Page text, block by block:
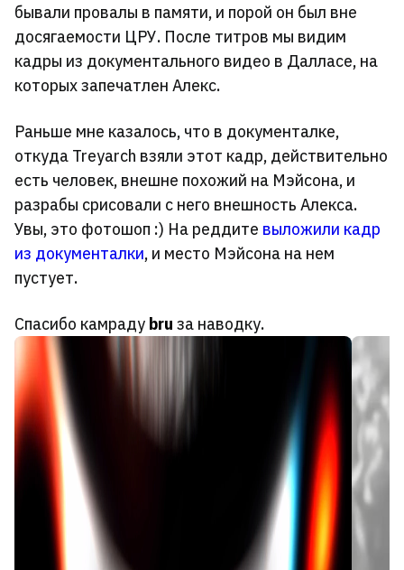
бывали провалы в памяти, и порой он был вне
досягаемости ЦРУ. После титров мы видим
кадры из документального видео в Далласе, на
которых запечатлен Алекс.
Раньше мне казалось, что в документалке,
откуда Treyarch взяли этот кадр, действительно
есть человек, внешне похожий на Мэйсона, и
разрабы срисовали с него внешность Алекса.
Увы, это фотошоп :) На реддите выложили кадр
из документалки, и место Мэйсона на нем
пустует.
Спасибо камраду bru за наводку.